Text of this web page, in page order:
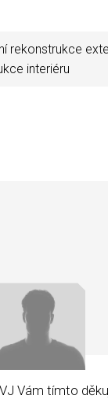
rekonstrukce
interiéru
Vám tímto